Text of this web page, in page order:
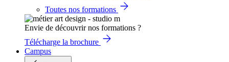
Toutes nos formations
Envie de découvrir nos formations ?
Télécharge la brochure
Campus